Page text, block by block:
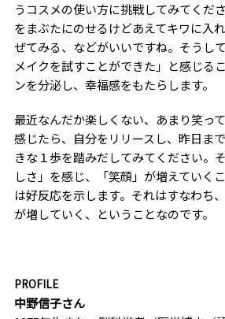
うコスメの使い方に挑戦してみてくだ
をまぶたにのせるけどあえてキワに入
ぜてみる、などがいいですね。そうし
メイクを試すことができた」と感じる
ンを分泌し、幸福感をもたらします。
最近なんだか楽しくない、あまり笑っ
感じたら、自分をリリースし、昨日ま
きな１歩を踏みだしてみてください。
しさ」を感じ、「笑顔」が増えていく
は好反応を示します。それはすなわち
が増していく、ということなのです。
PROFILE
中野信子さん